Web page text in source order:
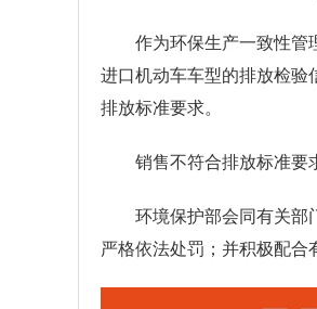
作为环保生产一致性管
进口机动车车型的排放检验
排放标准要求。
销售不符合排放标准要
环境保护部会同有关部
严格依法处罚；并积极配合